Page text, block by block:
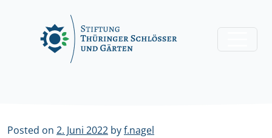
Posted on 2. Juni 2022 byf.nagel